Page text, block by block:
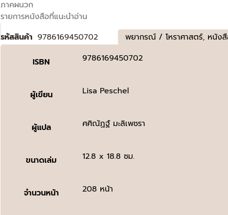
ภาคผนวก
รายการหนังสือที่แนะนําอ่าน
รหัสสินค้า 9786169450702 พยากรณ์ / โหราศาสตร์, หนัง
ISBN 9786169450702
ผู้เขียน Lisa Peschel
ผู้แปล ศศิณัฏฐ์ มะลิเพชรา
ขนาดเล่ม 12.8 x 18.8 ซม.
จำนวนหน้า 208 หน้า